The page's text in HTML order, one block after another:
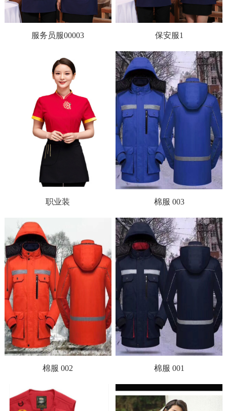
服务员服00003 保安服1
职业装 棉服 003
棉服 002 棉服 001